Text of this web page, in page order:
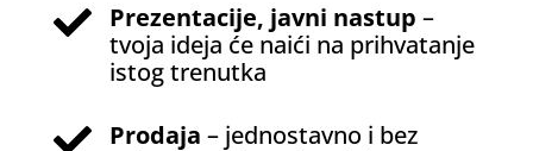
 Prezentacije, javni nastup –
tvoja ideja će naići na prihvatanje
istog trenutka
 Prodaja – jednostavno i bez